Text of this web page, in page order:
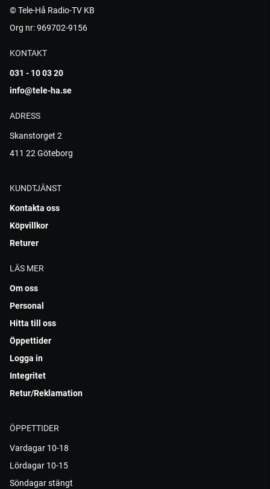
© Tele-Hå Radio-TV KB
Org nr: 969702-9156
KONTAKT
031 - 10 03 20
info@tele-ha.se
ADRESS
Skanstorget 2
411 22 Göteborg
KUNDTJÄNST
Kontakta oss
Köpvillkor
Returer
LÄS MER
Om oss
Personal
Hitta till oss
Öppettider
Logga in
Integritet
Retur/Reklamation
ÖPPETTIDER
Vardagar 10-18
Lördagar 10-15
Söndagar stängt